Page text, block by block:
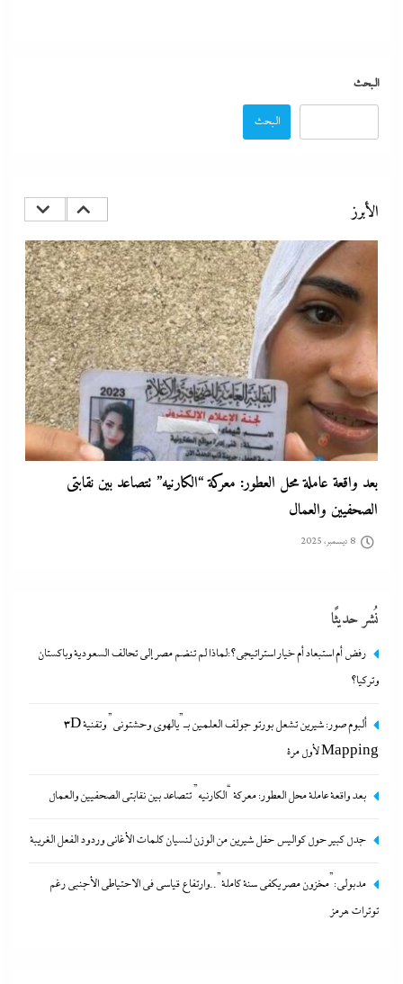
البحث
البحث
الأبرز8 ديسمبر، 2025
بعد واقعة عاملة محل العطور: معركة “الكارنيه” تتصاعد بين نقابتى
الصحفيين والعمال
8 ديسمبر، 2025
جدل كبير حول كواليس حفل شيرين من الوزن لنسيان كلمات
نُشر حديثًا
رفض أم استبعاد أم خيار استراتيجي؟:لماذا لم تنضم مصر إلى تحالف السعودية وباكستان
وتركيا؟
ألبوم صور: شيرين تشعل بورتو جولف العلمين بـ”يالهوى وحشتونى” وتقنية 3D
Mapping لأول مرة
بعد واقعة عاملة محل العطور: معركة “الكارنيه” تتصاعد بين نقابتى الصحفيين والعمال
جدل كبير حول كواليس حفل شيرين من الوزن لنسيان كلمات الأغانى وردود الفعل الغريبة
مدبولي:”مخزون مصر يكفي سنة كاملة”..وارتفاع قياسي في الاحتياطي الأجنبي رغم
توترات هرمز